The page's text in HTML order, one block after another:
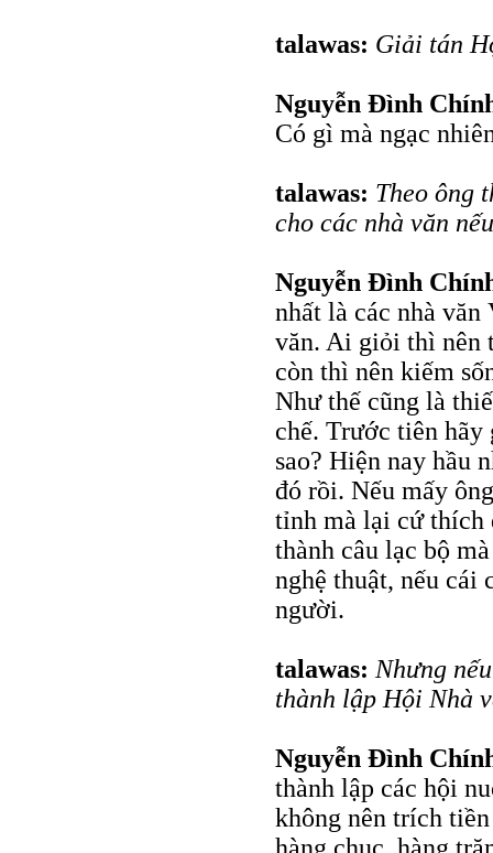
talawas: Giải tán
Nguyễn Đình
Có gì mà ngạc
talawas: Theo ông
cho các nhà văn
Nguyễn Đình
nhất là các nhà
văn. Ai giỏi thì nên
còn thì nên kiếm
Như thế cũng là
chế. Trước tiên
sao? Hiện nay hầu
đó rồi. Nếu mấy
tỉnh mà lại cứ thích
thành câu lạc bộ
nghệ thuật, nếu cái
người.
talawas: Nhưng
thành lập Hội Nhà
Nguyễn Đình
thành lập các hội
không nên trích